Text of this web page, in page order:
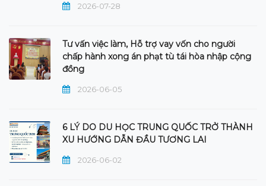
2026-07-28
Tư vấn việc làm, Hỗ trợ vay vốn cho người
chấp hành xong án phạt tù tái hòa nhập cộng
đồng
2026-06-05
6 LÝ DO DU HỌC TRUNG QUỐC TRỞ THÀNH
XU HƯỚNG DẪN ĐẦU TƯƠNG LAI
2026-06-02